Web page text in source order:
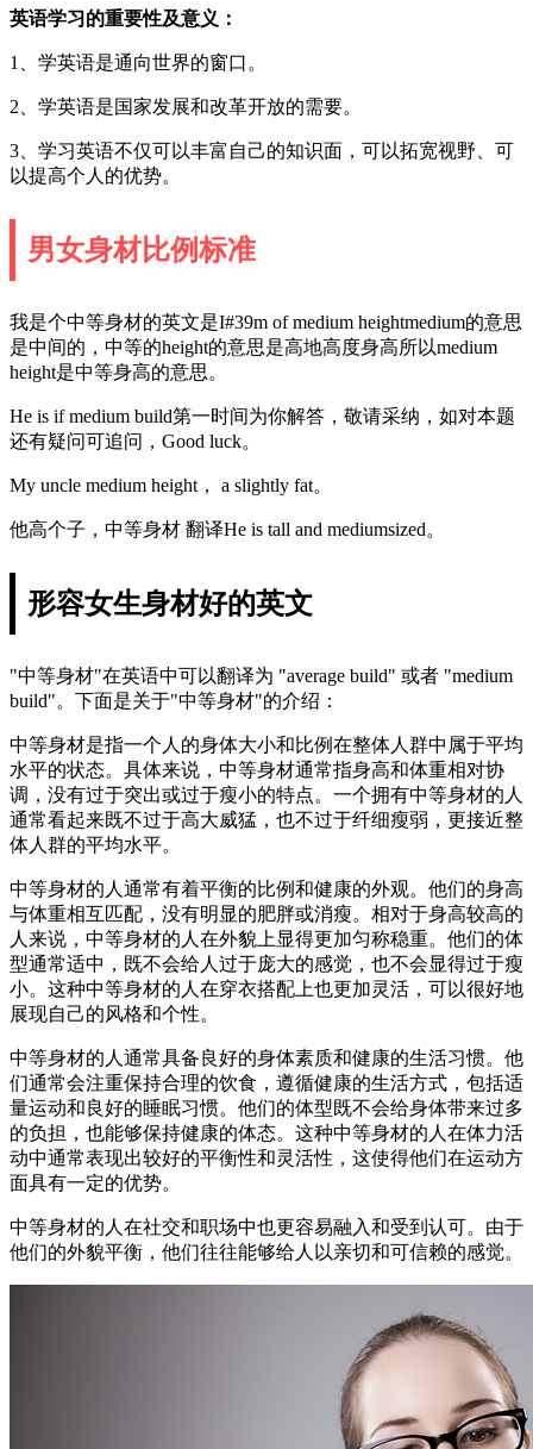
英语学习的重要性及意义：
1、学英语是通向世界的窗口。
2、学英语是国家发展和改革开放的需要。
3、学习英语不仅可以丰富自己的知识面，可以拓宽视野、可
以提高个人的优势。
男女身材比例标准
我是个中等身材的英文是I#39m of medium heightmedium的意思
是中间的，中等的height的意思是高地高度身高所以medium
height是中等身高的意思。
He is if medium build第一时间为你解答，敬请采纳，如对本题
还有疑问可追问，Good luck。
My uncle medium height， a slightly fat。
他高个子，中等身材 翻译He is tall and mediumsized。
形容女生身材好的英文
"中等身材"在英语中可以翻译为 "average build" 或者 "medium
build"。下面是关于"中等身材"的介绍：
中等身材是指一个人的身体大小和比例在整体人群中属于平均
水平的状态。具体来说，中等身材通常指身高和体重相对协
调，没有过于突出或过于瘦小的特点。一个拥有中等身材的人
通常看起来既不过于高大威猛，也不过于纤细瘦弱，更接近整
体人群的平均水平。
中等身材的人通常有着平衡的比例和健康的外观。他们的身高
与体重相互匹配，没有明显的肥胖或消瘦。相对于身高较高的
人来说，中等身材的人在外貌上显得更加匀称稳重。他们的体
型通常适中，既不会给人过于庞大的感觉，也不会显得过于瘦
小。这种中等身材的人在穿衣搭配上也更加灵活，可以很好地
展现自己的风格和个性。
中等身材的人通常具备良好的身体素质和健康的生活习惯。他
们通常会注重保持合理的饮食，遵循健康的生活方式，包括适
量运动和良好的睡眠习惯。他们的体型既不会给身体带来过多
的负担，也能够保持健康的体态。这种中等身材的人在体力活
动中通常表现出较好的平衡性和灵活性，这使得他们在运动方
面具有一定的优势。
中等身材的人在社交和职场中也更容易融入和受到认可。由于
他们的外貌平衡，他们往往能够给人以亲切和可信赖的感觉。